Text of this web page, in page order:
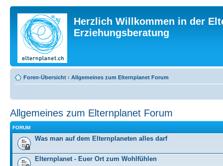
Herzlich Willkommen in der
Erziehungsberatung
Foren-Übersicht ‹ Allgemeines zum Elternplanet Forum
Allgemeines zum Elternplanet Forum
FORUM
Was man auf dem Elternplaneten alles darf
Elternplanet - Euer Ort zum Wohlfühlen